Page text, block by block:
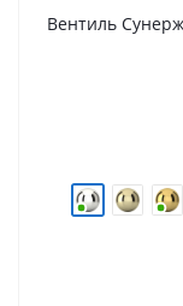
Вентиль